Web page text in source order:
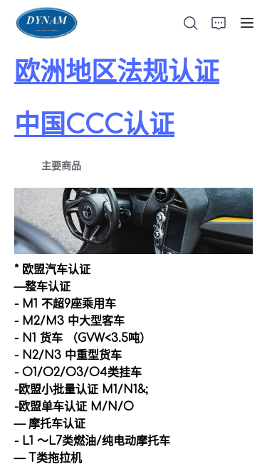
主要商品
中国CCC认证
* 欧盟汽车认证
—整车认证
- M1 不超9座乘用车
- M2/M3 中大型客车
- N1 货车 （GVW<3.5吨）
- N2/N3 中重型货车
- O1/O2/O3/O4类挂车
-欧盟小批量认证 M1/N1&;
-欧盟单车认证 M/N/O
— 摩托车认证
- L1 ～L7类燃油/纯电动摩托车
— T类拖拉机
欧洲地区法规认证
首页
关于我们
ECE法规
EU法规
CCC认证
其他相关